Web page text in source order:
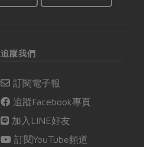
追蹤我們
訂閱電子報
追蹤Facebook專頁
加入LINE好友
訂閱YouTube頻道